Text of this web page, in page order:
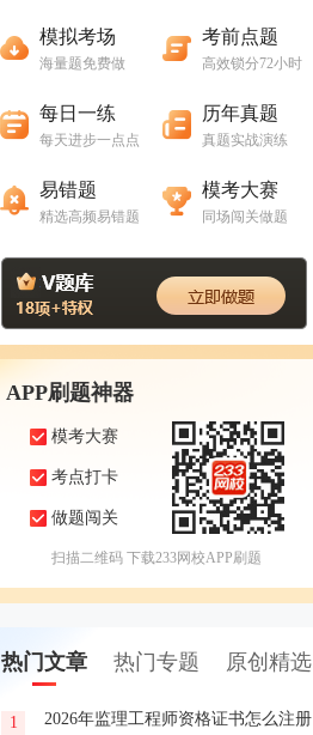
模拟考场
海量题免费做
考前点题
高效锁分72小时
每日一练
每天进步一点点
历年真题
真题实战演练
易错题
精选高频易错题
模考大赛
同场闯关做题
APP刷题神器
模考大赛
考点打卡
做题闯关
扫描二维码 下载233网校APP刷题
热门文章 热门专题 原创精选
1 2026年监理工程师资格证书怎么注册